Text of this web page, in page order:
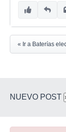
« Ir a Baterías
NUEVO POST